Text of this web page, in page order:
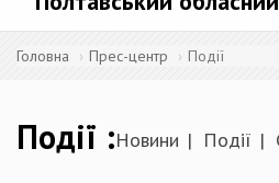
Головна Прес-центр Події
Події Новини Події